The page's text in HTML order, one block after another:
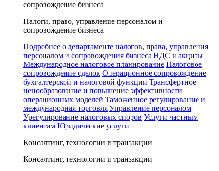
сопровождение бизнеса
Налоги, право, управление персоналом и
сопровождение бизнеса
Подробнее о департаменте налогов, права, управления
персоналом и сопровождения бизнеса НДС и акцизы
Международное налоговое планирование Налоговое
сопровождение сделок Операционное сопровождение
бухгалтерской и налоговой функции Трансфертное
ценообразование и повышение эффективности
операционных моделей Таможенное регулирование и
международная торговля Управление персоналом
Урегулирование налоговых споров Услуги частным
клиентам Юридические услуги
Консалтинг, технологии и транзакции
Консалтинг, технологии и транзакции